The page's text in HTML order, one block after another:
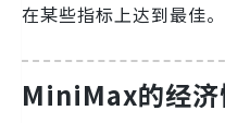
在某些指标上达到最佳。
MiniMax的经济